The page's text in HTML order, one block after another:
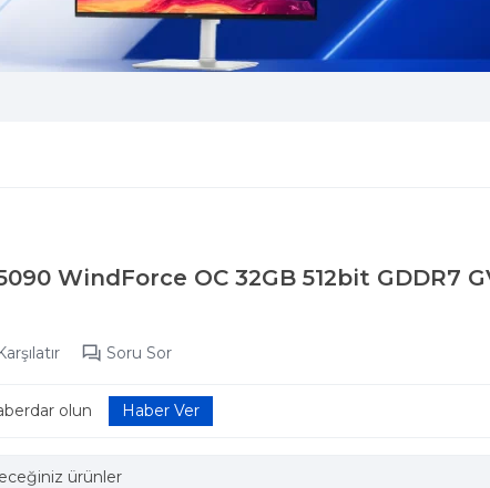
WindForce OC 32GB 512bit GDDR7
Soru Sor
olun
ürünler